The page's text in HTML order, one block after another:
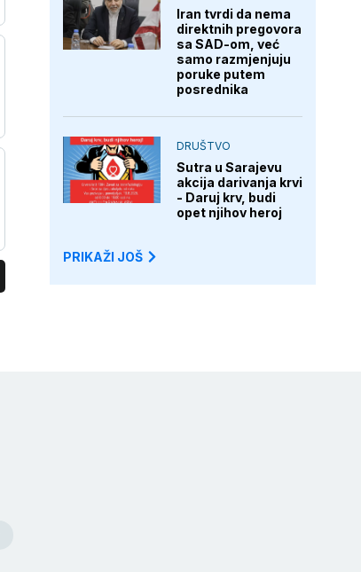
Iran tvrdi da nema
direktnih pregovora
sa SAD-om, već
samo razmjenjuju
poruke putem
posrednika
DRUŠTVO
Sutra u Sarajevu
akcija darivanja krvi
- Daruj krv, budi
opet njihov heroj
PRIKAŽI JOŠ